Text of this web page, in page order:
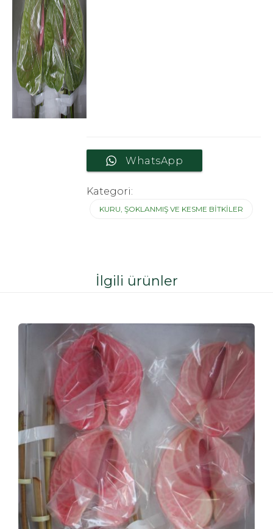
WhatsApp
Kategori:
KURU, ŞOKLANMIŞ VE KESME BITKILER
İlgili ürünler